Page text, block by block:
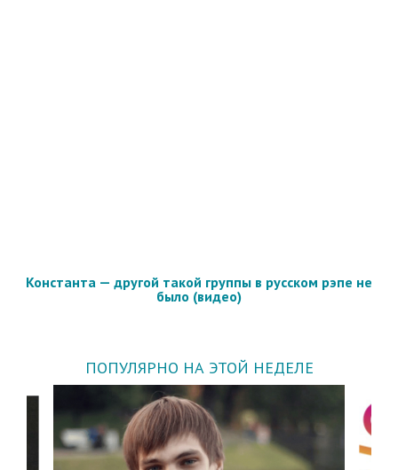
Константа — другой такой группы в русском рэпе не
было (видео)
ПОПУЛЯРНО НА ЭТОЙ НЕДЕЛЕ